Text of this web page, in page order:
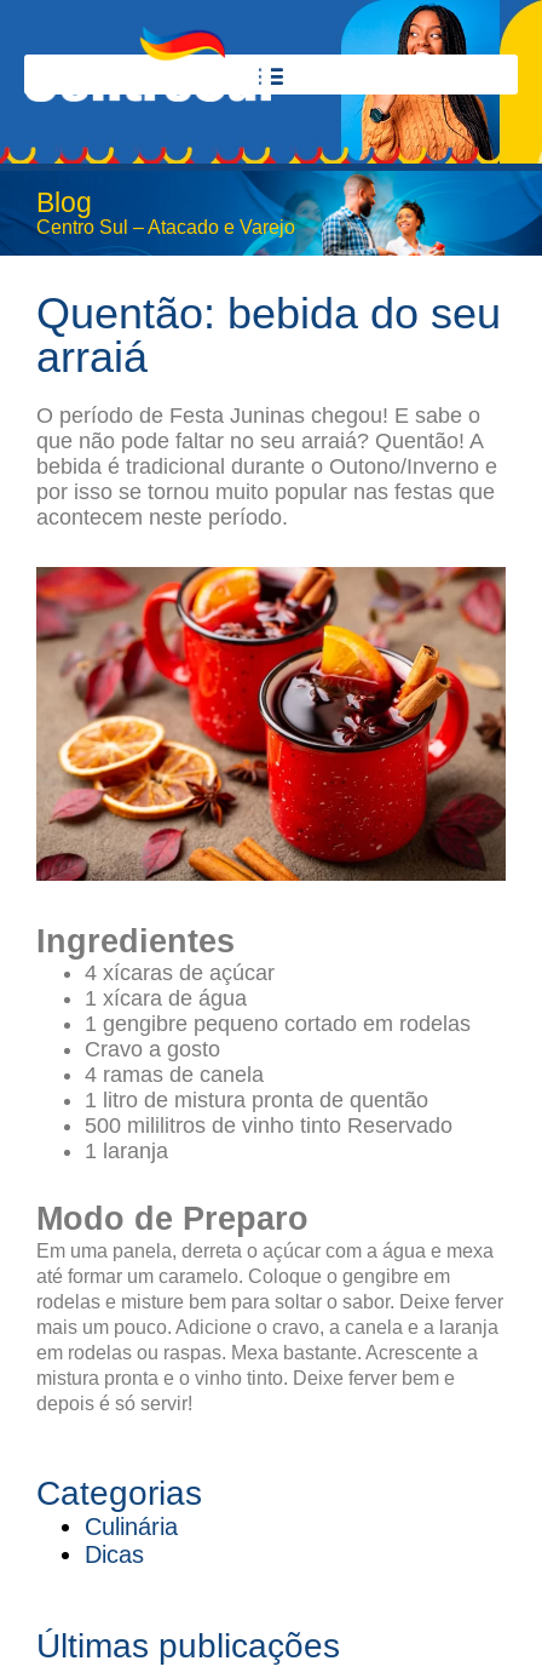
Blog
Centro Sul – Atacado e Varejo
Quentão: bebida do seu
arraiá
O período de Festa Juninas chegou! E sabe o
que não pode faltar no seu arraiá? Quentão! A
bebida é tradicional durante o Outono/Inverno e
por isso se tornou muito popular nas festas que
acontecem neste período.
Ingredientes
4 xícaras de açúcar
1 xícara de água
1 gengibre pequeno cortado em rodelas
Cravo a gosto
4 ramas de canela
1 litro de mistura pronta de quentão
500 mililitros de vinho tinto Reservado
1 laranja
Modo de Preparo
Em uma panela, derreta o açúcar com a água e mexa
até formar um caramelo. Coloque o gengibre em
rodelas e misture bem para soltar o sabor. Deixe ferver
mais um pouco. Adicione o cravo, a canela e a laranja
em rodelas ou raspas. Mexa bastante. Acrescente a
mistura pronta e o vinho tinto. Deixe ferver bem e
depois é só servir!
Categorias
Culinária
Dicas
Últimas publicações